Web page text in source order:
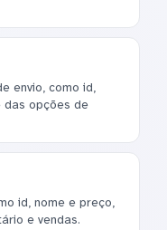
envio, como id,
das opções de
id, nome e preço,
e vendas.